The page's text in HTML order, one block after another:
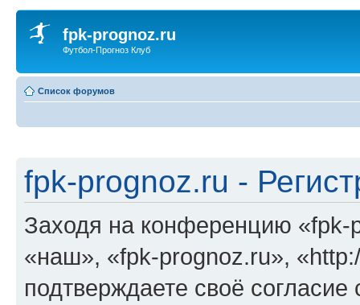
fpk-prognoz.ru
Футбол-Прогноз Клуб
Список форумов
fpk-prognoz.ru -
Заходя на конференцию
«наш», «fpk-prognoz.ru»,
подтверждаете своё